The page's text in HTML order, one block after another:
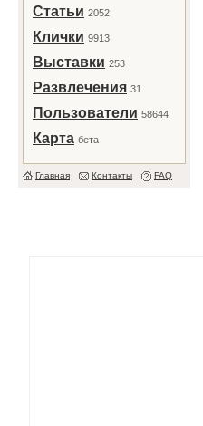
Статьи 2052
Клички 9913
Выставки 253
Развлечения 31
Пользователи 58644
Карта бета
Главная Контакты FAQ